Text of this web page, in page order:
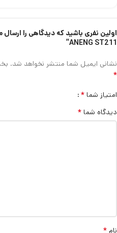
اولین نفری باشید که دیدگاهی را
ANENG ST211”
نشانی ایمیل شما منتشر نخواهد شد.
*
امتیاز شما *
دیدگاه شما *
نام *